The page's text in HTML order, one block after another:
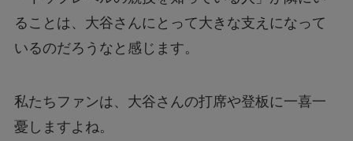
ることは、大谷さんにとって大きな支えになって
いるのだろうなと感じます。
私たちファンは、大谷さんの打席や登板に一喜一
憂しますよね。